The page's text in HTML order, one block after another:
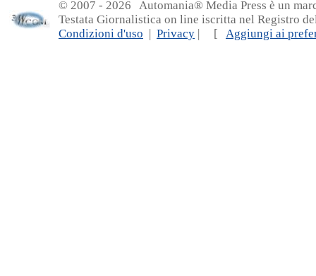
© 2007 - 2026 Automania® Media Press è un
Testata Giornalistica on line iscritta nel Registro
Condizioni d'uso | Privacy | [ Aggiungi ai